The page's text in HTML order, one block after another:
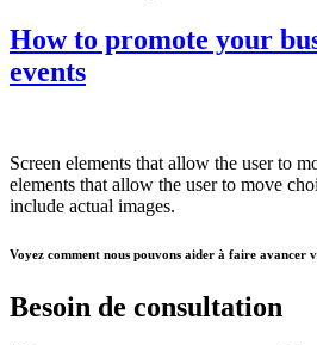
How to promote your
events
Screen elements that allow the user to
elements that allow the user to move
include actual images.
Voyez comment nous pouvons aider à faire avancer
Besoin de consultation